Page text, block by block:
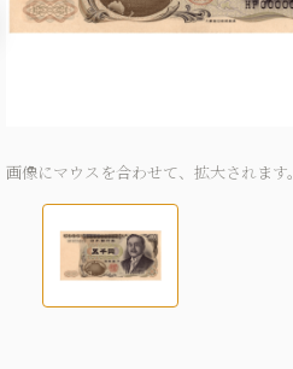
画像にマウスを合わせて、拡大されます。